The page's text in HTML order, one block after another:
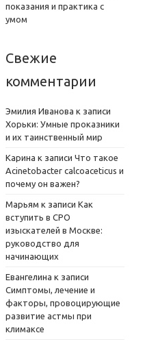
показания и практика с
умом
Свежие
комментарии
Эмилия Иванова к записи
Хорьки: Умные проказники
и их таинственный мир
Карина к записи Что такое
Acinetobacter calcoaceticus и
почему он важен?
Марьям к записи Как
вступить в СРО
изыскателей в Москве:
руководство для
начинающих
Евангелина к записи
Симптомы, лечение и
факторы, провоцирующие
развитие астмы при
климаксе